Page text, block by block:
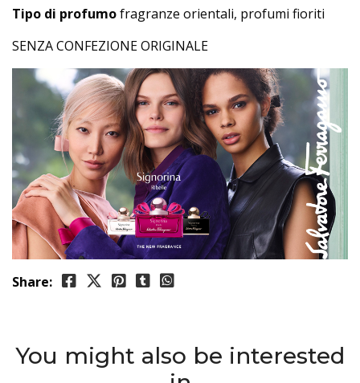
Tipo di profumofragranze orientali, profumi fioriti
SENZA CONFEZIONE ORIGINALE
Share:
You might also be interested